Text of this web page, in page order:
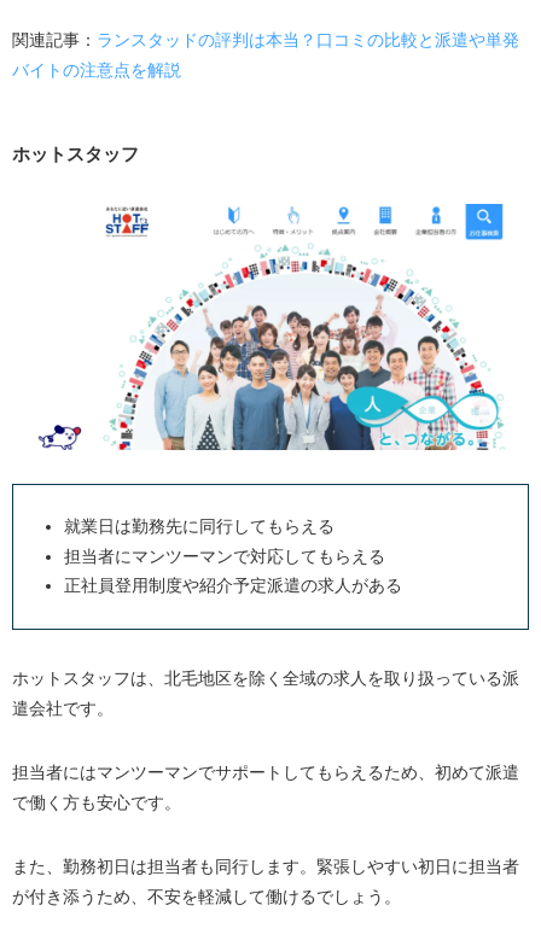
関連記事： ランスタッドの評判は本当？口コミの比較と派遣や単発
バイトの注意点を解説
ホットスタッフ
就業日は勤務先に同行してもらえる
担当者にマンツーマンで対応してもらえる
正社員登用制度や紹介予定派遣の求人がある
ホットスタッフは、北毛地区を除く全域の求人を取り扱っている派
遣会社です。
担当者にはマンツーマンでサポートしてもらえるため、初めて派遣
で働く方も安心です。
また、勤務初日は担当者も同行します。緊張しやすい初日に担当者
が付き添うため、不安を軽減して働けるでしょう。